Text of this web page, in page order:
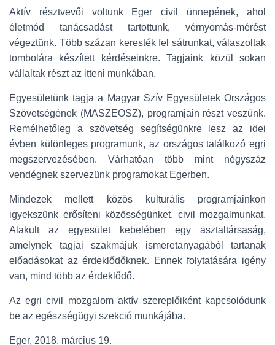
Aktív résztvevői voltunk Eger civil ünnepének, ahol
életmód tanácsadást tartottunk, vérnyomás-mérést
végeztünk. Több százan keresték fel sátrunkat, válaszoltak
tombolára készített kérdéseinkre. Tagjaink közül sokan
vállaltak részt az itteni munkában.
Egyesületünk tagja a Magyar Szív Egyesületek Országos
Szövetségének (MASZEOSZ), programjain részt veszünk.
Remélhetőleg a szövetség segítségünkre lesz az idei
évben különleges programunk, az országos találkozó egri
megszervezésében. Várhatóan több mint négyszáz
vendégnek szervezünk programokat Egerben.
Mindezek mellett közös kulturális programjainkon
igyekszünk erősíteni közösségünket, civil mozgalmunkat.
Alakult az egyesület kebelében egy asztaltársaság,
amelynek tagjai szakmájuk ismeretanyagából tartanak
előadásokat az érdeklődőknek. Ennek folytatására igény
van, mind több az érdeklődő.
Az egri civil mozgalom aktív szereplőiként kapcsolódunk
be az egészségügyi szekció munkájába.
Eger, 2018. március 19.